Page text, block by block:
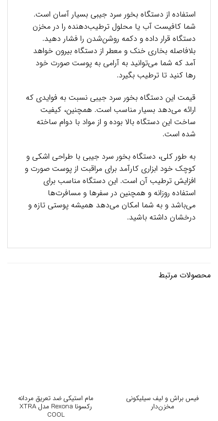
استفاده از دستگاه بخور سرد جیبی بسیار آسان است.
شما کافیست آب یا محلول ترطیب‌دهنده را در مخزن
دستگاه قرار داده و دکمه روشن‌شدن را فشار دهید.
بلافاصله بخاری خنک و معطر از دستگاه بیرون خواهد
آمد که شما می‌توانید به آرامی به پوست صورت خود
رها کنید تا ترطیب بگیرد.
قیمت این دستگاه بخور سرد جیبی نسبت به فوایدی که
ارائه می‌دهد بسیار مناسب است. همچنین، کیفیت
ساخت این دستگاه بالا بوده و از مواد با دوام ساخته
شده است.
به طور کلی، دستگاه بخور سرد جیبی با طراحی اشکی و
کوچک خود ابزاری کارآمد برای مراقبت از پوست صورت و
افزایش ترطیب آن است. این دستگاه مناسب برای
استفاده روزانه و همچنین در سفرها و مسافرت‌ها
می‌باشد و به شما امکان می‌دهد همیشه پوستی تازه و
درخشان داشته باشید.
محصولات مرتبط
فیس براش و لیف سیلیکونی
مخزن‌دار
مام استیکی ضد تعریق مردانه
رکسونا Rexona مدل XTRA
COOL